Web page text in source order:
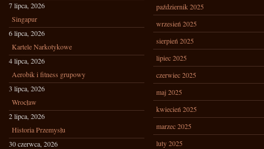
7 lipca, 2026
Singapur
6 lipca, 2026
Kartele Narkotykowe
4 lipca, 2026
Aerobik i fitness grupowy
3 lipca, 2026
Wrocław
2 lipca, 2026
Historia Przemysłu
30 czerwca, 2026
październik 2025
wrzesień 2025
sierpień 2025
lipiec 2025
czerwiec 2025
maj 2025
kwiecień 2025
marzec 2025
luty 2025